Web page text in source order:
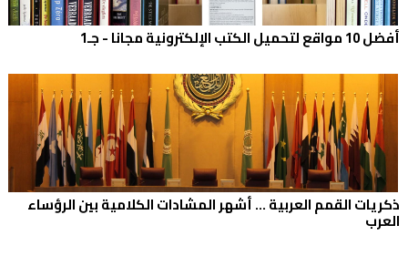
أفضل 10 مواقع لتحميل الكتب الإلكترونية مجانا - جـ1
ذكريات القمم العربية ... أشهر المشادات الكلامية بين الرؤساء
العرب